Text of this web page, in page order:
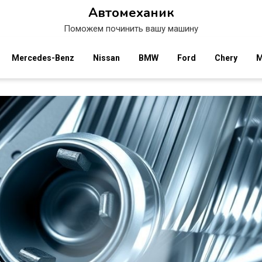
Автомеханик
Поможем починить вашу машину
Mercedes-Benz Nissan BMW Ford Chery